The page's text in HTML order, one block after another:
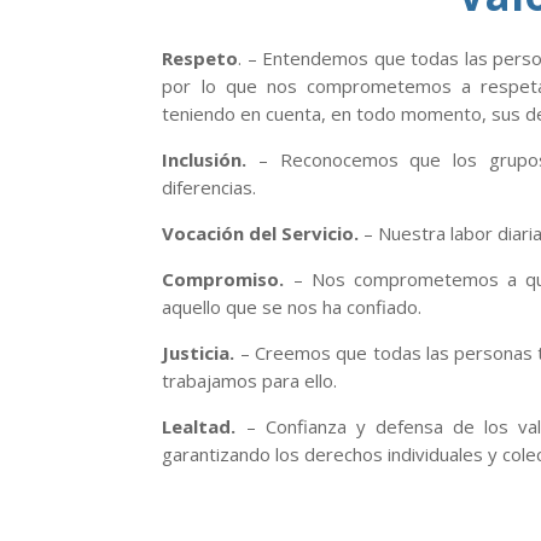
Respeto. – Entendemos que todas las
por lo que nos comprometemos a
teniendo en cuenta, en todo momento, sus
Inclusión. – Reconocemos que los
diferencias.
Vocación del Servicio. – Nuestra labor
Compromiso. – Nos comprometemos a
aquello que se nos ha confiado.
Justicia. – Creemos que todas las
trabajamos para ello.
Lealtad. – Confianza y defensa de los
garantizando los derechos individuales y